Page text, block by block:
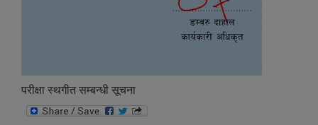
परीक्षा स्थगीत सम्बन्धी सूचना